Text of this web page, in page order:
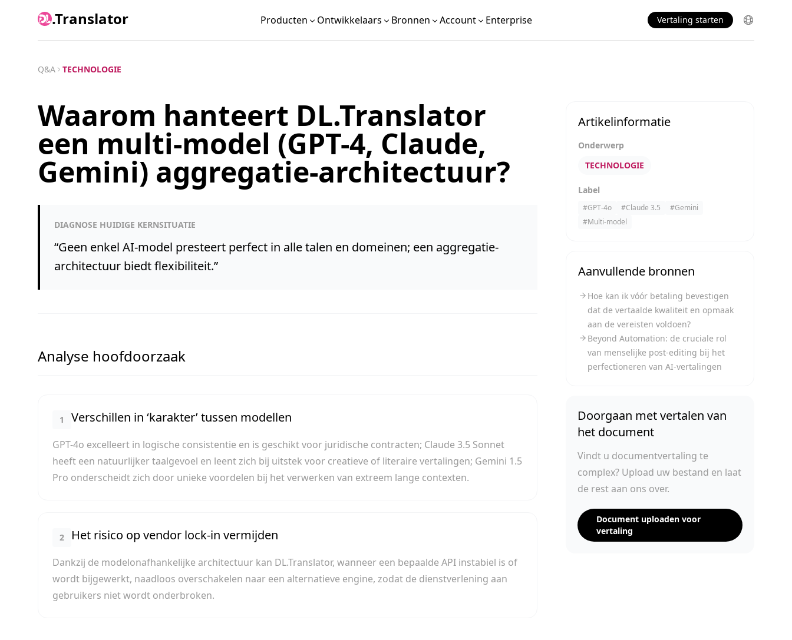
.Translator Producten Ontwikkelaars Bronnen Account Enterprise Vertaling starten
Q&A TECHNOLOGIE
Waarom hanteert DL.Translator
een multi-model (GPT-4, Claude,
Gemini) aggregatie-architectuur?
DIAGNOSE HUIDIGE KERNSITUATIE
“Geen enkel AI-model presteert perfect in alle talen en domeinen; een aggregatie-
architectuur biedt flexibiliteit.”
Analyse hoofdoorzaak
1 Verschillen in ‘karakter’ tussen modellen
GPT-4o excelleert in logische consistentie en is geschikt voor juridische contracten; Claude 3.5 Sonnet
heeft een natuurlijker taalgevoel en leent zich bij uitstek voor creatieve of literaire vertalingen; Gemini 1.5
Pro onderscheidt zich door unieke voordelen bij het verwerken van extreem lange contexten.
2 Het risico op vendor lock-in vermijden
Dankzij de modelonafhankelijke architectuur kan DL.Translator, wanneer een bepaalde API instabiel is of
wordt bijgewerkt, naadloos overschakelen naar een alternatieve engine, zodat de dienstverlening aan
gebruikers niet wordt onderbroken.
Artikelinformatie
Onderwerp
TECHNOLOGIE
Label
#GPT-4o #Claude 3.5 #Gemini
#Multi-model
Aanvullende bronnen
Hoe kan ik vóór betaling bevestigen
dat de vertaalde kwaliteit en opmaak
aan de vereisten voldoen?
Beyond Automation: de cruciale rol
van menselijke post-editing bij het
perfectioneren van AI-vertalingen
Doorgaan met vertalen van
het document
Vindt u documentvertaling te
complex? Upload uw bestand en laat
de rest aan ons over.
Document uploaden voor
vertaling